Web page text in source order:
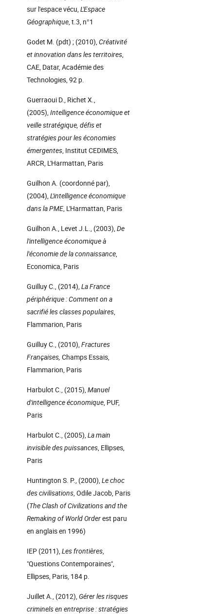
sur l'espace vécu,L'Espace
Géographique, t.3, n°1
Godet M. (pdt) ; (2010),Créativité
et innovation dans les territoires,
CAE, Datar, Académie des
Technologies, 92 p.
Guerraoui D., Richet X.,
(2005),Intelligence économique et
veille stratégique, défis et
stratégies pour les économies
émergentes, Institut CEDIMES,
ARCR, L'Harmattan, Paris
Guilhon A. (coordonné par),
(2004),L'intelligence économique
dans la PME, L'Harmattan, Paris
Guilhon A., Levet J.L., (2003),De
l'intelligence économique à
l'économie de la connaissance,
Economica, Paris
Guilluy C., (2014),La France
périphérique : Comment on a
sacrifié les classes populaires,
Flammarion, Paris
Guilluy C., (2010),Fractures
Françaises, Champs Essais,
Flammarion, Paris
Harbulot C., (2015),Manuel
d'intelligence économique, PUF,
Paris
Harbulot C., (2005),La main
invisible des puissances, Ellipses,
Paris
Huntington S. P., (2000),Le choc
des civilisations, Odile Jacob, Paris
(The Clash of Civilizations and the
Remaking of World Orderest paru
en anglais en 1996)
IEP (2011),Les frontières,
"Questions Contemporaines",
Ellipses, Paris, 184 p.
Juillet A., (2012), Gérer les risques
criminels en entreprise : stratégies